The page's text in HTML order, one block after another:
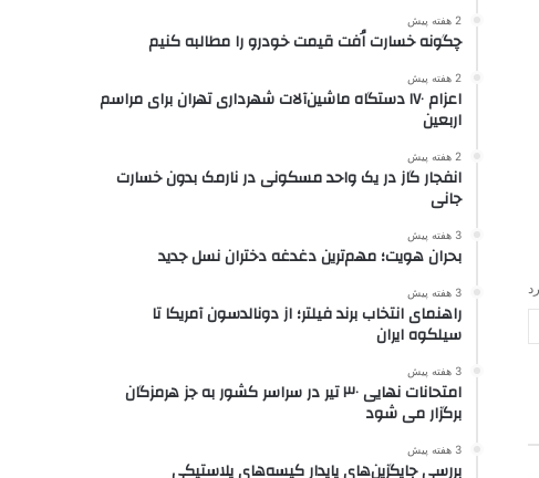
2 هفته پیش
چگونه خسارت اُفت قیمت خودرو را مطالبه کنیم
2 هفته پیش
اعزام ۱۷۰ دستگاه ماشین‌آلات شهرداری تهران برای مراسم
اربعین
2 هفته پیش
انفجار گاز در یک واحد مسکونی در نارمک بدون خسارت
جانی
3 هفته پیش
بحران هویت؛ مهم‌ترین دغدغه دختران نسل جدید
3 هفته پیش
راهنمای انتخاب برند فیلتر؛ از دونالدسون آمریکا تا
سیلکوه ایران
3 هفته پیش
امتحانات نهایی ۳۰ تیر در سراسر کشور به جز هرمزگان
برگزار می شود
3 هفته پیش
بررسی جایگزین‌های پایدار کیسه‌های پلاستیکی